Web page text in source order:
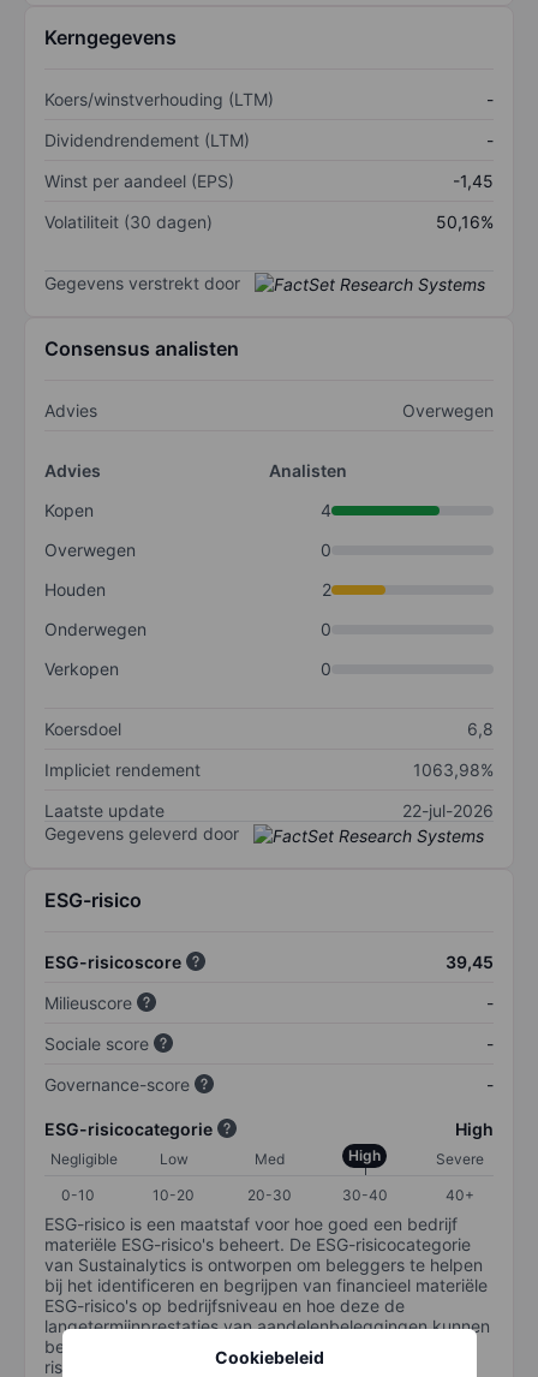
Cookiebeleid
Kerngegevens
Koers/winstverhouding (LTM)
-
Dividendrendement (LTM)
-
Winst per aandeel (EPS)
-1,45
Volatiliteit (30 dagen)
50,16%
Gegevens verstrekt door
Consensus analisten
Advies Overwegen
Advies
Analisten
Kopen
4
Overwegen
0
Houden
2
Onderwegen
0
Verkopen
0
Koersdoel
6,8
Impliciet rendement
1063,98%
Laatste update
22-jul-2026
Gegevens geleverd door
ESG-risico
ESG-risicoscore
39,45
Milieuscore
-
Sociale score
-
Governance-score
-
ESG-risicocategorie High
Negligible Low Med High
Severe
0-10
10-20 20-30 30-40 40+
ESG-risico is een maatstaf voor hoe goed een bedrijf
materiële ESG-risico's beheert. De ESG-risicocategorie
van Sustainalytics is ontworpen om beleggers te helpen
bij het identificeren en begrijpen van financieel materiële
ESG-risico's op bedrijfsniveau en hoe deze de
langetermijnprestaties van aandelenbeleggingen kunnen
beïnvloeden. De schaal loopt van 0-100. Hoe lager het
risico, hoe beter (0 staat voor geen risico en 100 voor